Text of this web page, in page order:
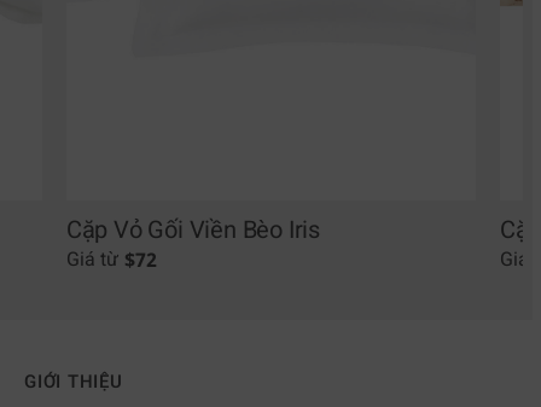
Cặp Vỏ Gối Viền Bèo Iris
Giá từ $72 Giá
GIỚI THIỆU